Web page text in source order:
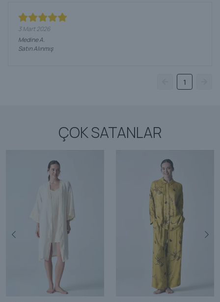
3 Mart 2026
MedineA.
Satın Alınmış
1
ÇOK SATANLAR